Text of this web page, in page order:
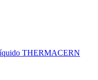
THERMACERN